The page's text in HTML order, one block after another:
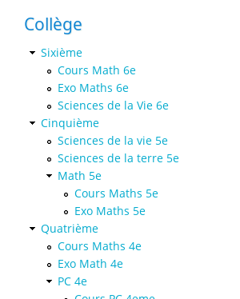
Collège
Sixième
Cours Math 6e
Exo Maths 6e
Sciences de la Vie 6e
Cinquième
Sciences de la vie 5e
Sciences de la terre 5e
Math 5e
Cours Maths 5e
Exo Maths 5e
Quatrième
Cours Maths 4e
Exo Math 4e
PC 4e